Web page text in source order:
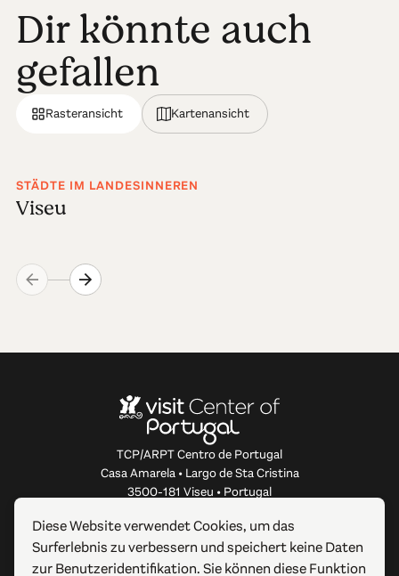
Dir könnte auch
gefallen
Rasteransicht Kartenansicht
STÄDTE IM LANDESINNEREN
Viseu
TCP/ARPT Centro de Portugal
Casa Amarela • Largo de Sta Cristina
3500-181 Viseu • Portugal
ÜBER DIESE WEBSITE
Diese Website verwendet Cookies, um das
Surferlebnis zu verbessern und speichert keine Daten
zur Benutzeridentifikation. Sie können diese Funktion